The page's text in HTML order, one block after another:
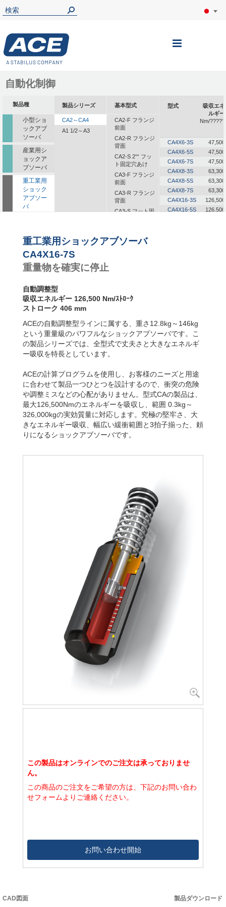
ナ
自動化制御
製品種
小型ショ
ックアブ
ソーバ
産業用シ
ョックア
ブソーバ
重工業用
ショック
アブソー
バ
製品シリーズ
CA2～CA4
A1 1/2～A3
基本型式
CA2-F フランジ
前面
CA2-R フランジ
背面
CA2-S 2““ フッ
ト固定穴あけ
CA3-F フランジ
前面
CA3-R フランジ
背面
CA3-S フット固
前面
CA4-R フランジ
定
型式
吸収エネ
ルギー
Nm/?????
CA4X6-3S
47,500
CA4X6-5S
47,500
CA4X6-7S
47,500
CA4X8-3S
63,300
CA4X8-5S
63,300
CA4X8-7S
63,300
CA4X16-3S
126,500
CA4X16-5S
126,500
重工業用ショックアブソーバ
CA4X16-7S
重量物を確実に停止
自動調整型
吸収エネルギー 126,500 Nm/ｽﾄﾛｰｸ
ストローク 406 mm
ACEの自動調整型ラインに属する、重さ12.8kg～146kg
という重量級のパワフルなショックアブソーバです。こ
の製品シリーズでは、全型式で丈夫さと大きなエネルギ
ー吸収を特長としています。
ACEの計算プログラムを使用し、お客様のニーズと用途
に合わせて製品一つひとつを設計するので、衝突の危険
や調整ミスなどの心配がありません。型式CAの製品は、
最大126,500Nmのエネルギーを吸収し、範囲 0.3kg～
326,000kgの実効質量に対応します。究極の堅牢さ、大
きなエネルギー吸収、幅広い緩衝範囲と3拍子揃った、頼
りになるショックアブソーバです。
この製品はオンラインでのご注文は承っておりませ
ん。
この商品のご注文をご希望の方は、下記のお問い合わ
せフォームよりご連絡ください。
お問い合わせ開始
CAD図面 製品ダウンロード